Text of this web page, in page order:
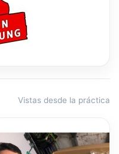
Vistas desde la práctica